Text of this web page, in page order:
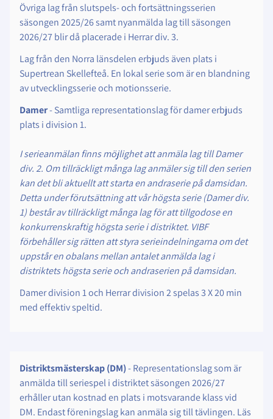
Övriga lag från slutspels- och fortsättningsserien
säsongen 2025/26 samt nyanmälda lag till säsongen
2026/27 blir då placerade i Herrar div. 3.
Lag från den Norra länsdelen erbjuds även plats i
Supertrean Skellefteå. En lokal serie som är en blandning
av utvecklingsserie och motionsserie.
Damer- Samtliga representationslag för damer erbjuds
plats i division 1.
I serieanmälan finns möjlighet att anmäla lag till Damer
div. 2. Om tillräckligt många lag anmäler sig till den serien
kan det bli aktuellt att starta en andraserie på damsidan.
Detta under förutsättning att vår högsta serie (Damer div.
1) består av tillräckligt många lag för att tillgodose en
konkurrenskraftig högsta serie i distriktet. VIBF
förbehåller sig rätten att styra serieindelningarna om det
uppstår en obalans mellan antalet anmälda lag i
distriktets högsta serie och andraserien på damsidan.
Damer division 1 och Herrar division 2 spelas 3 X 20 min
med effektiv speltid.
Distriktsmästerskap (DM)- Representationslag som är
anmälda till seriespel i distriktet säsongen 2026/27
erhåller utan kostnad en plats i motsvarande klass vid
DM. Endast föreningslag kan anmäla sig till tävlingen. Läs